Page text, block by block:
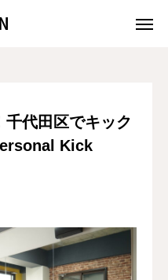
麹町駅から徒歩10秒！千代田区でキックボクシングジムならPersonal Kick Studio N！
代田区でキック
Kick
CONTACT